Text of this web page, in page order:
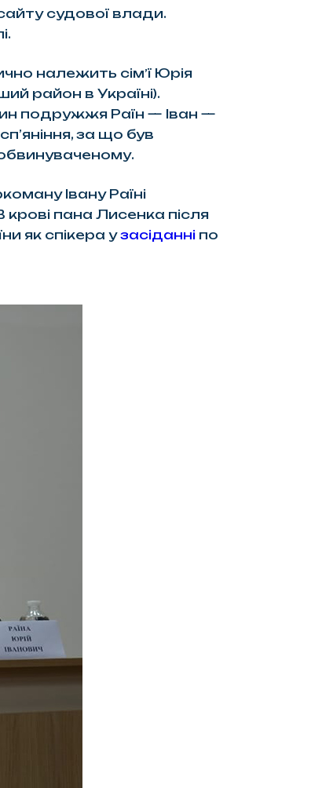
судової влади.
належить сімʼї Юрія
район в Україні).
подружжя Раїн — Іван —
за що був
Івану Раїні
пана Лисенка після
як спікера узасіданніпо